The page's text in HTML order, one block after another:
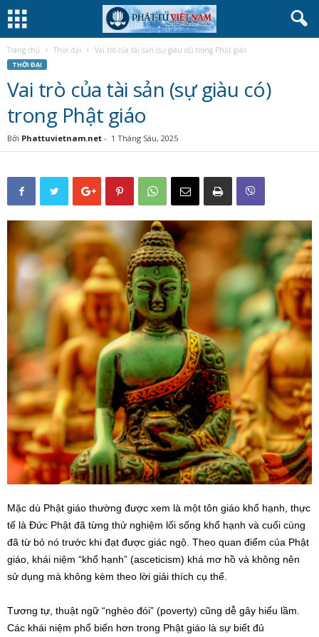
Trang chủ Thời đại Vai trò của tài sản (sự giàu có) trong Phật giáo
THỜI ĐẠI
Vai trò của tài sản (sự giàu có)
trong Phật giáo
Bởi Phattuvietnam.net - 1 Tháng Sáu, 2025
Mặc dù Phật giáo thường được xem là một tôn giáo khổ hạnh, thực
tế là Đức Phật đã từng thử nghiệm lối sống khổ hạnh và cuối cùng
đã từ bỏ nó trước khi đạt được giác ngộ. Theo quan điểm của Phật
giáo, khái niệm “khổ hạnh” (asceticism) khá mơ hồ và không nên
sử dụng mà không kèm theo lời giải thích cụ thể.
Tương tự, thuật ngữ “nghèo đói” (poverty) cũng dễ gây hiểu lầm.
Các khái niệm phổ biến hơn trong Phật giáo là sự biết đủ